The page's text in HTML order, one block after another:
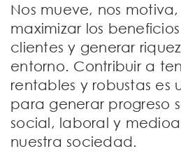
Nos mueve, nos
maximizar los
clientes y generar
entorno. Contribuir a
rentables y robustas es
para generar progreso
social, laboral y
nuestra sociedad.